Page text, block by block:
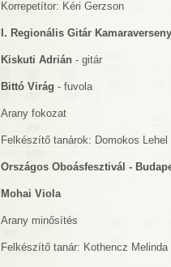
Korrepetítor: Kéri Gerzson
I. Regionális Gitár
Kiskuti Adrián - gitár
Bittó Virág - fuvola
Arany fokozat
Felkészítő tanárok: Domokos
Országos Oboásfesztivál -
Mohai Viola
Arany minősítés
Felkészítő tanár: Kothencz Melinda